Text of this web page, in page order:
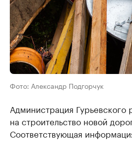
Фото: Александр Подгорчук
Администрация Гурьевского
на строительство новой
Соответствующая